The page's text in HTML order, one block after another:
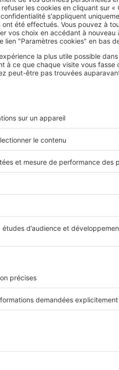
au maximum de
du vent grâce aux
de réaliser une
pièces, etc.
des priorités dans une
naturelle, tels que le lin,
Les fenêtres sont choisies en
et le système de
écologique
sur
ecologique plan de maison